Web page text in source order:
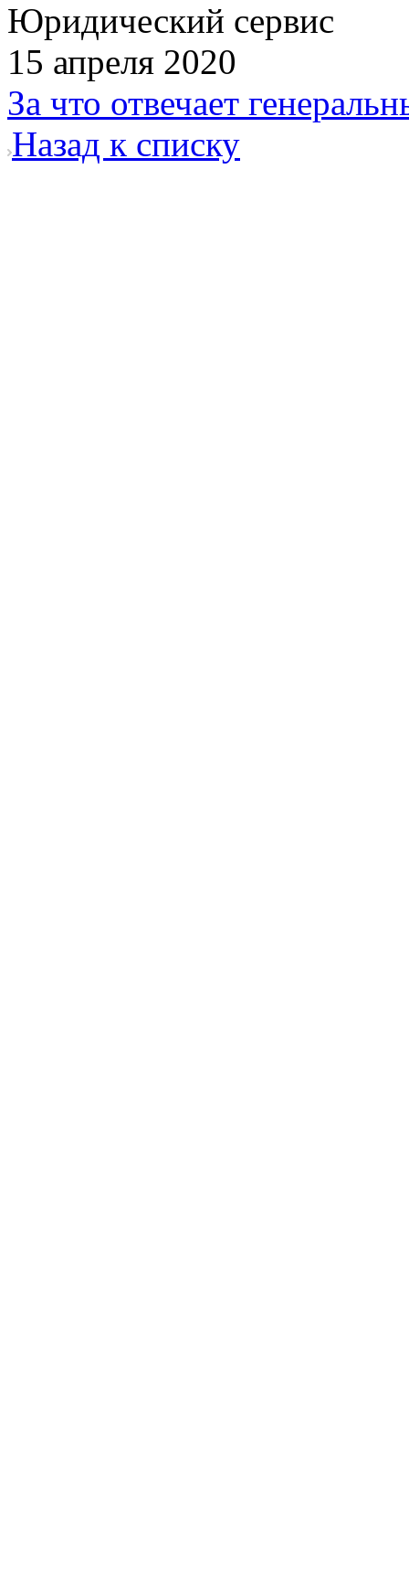
Юридический сервис
15 апреля 2020
За что отвечает
Назад к списку